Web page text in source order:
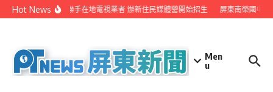
Skip to content
Hot News屏縣府聯手在地電視業者 辦新住民媒體營開始招生 屏東南榮國中
Men
u